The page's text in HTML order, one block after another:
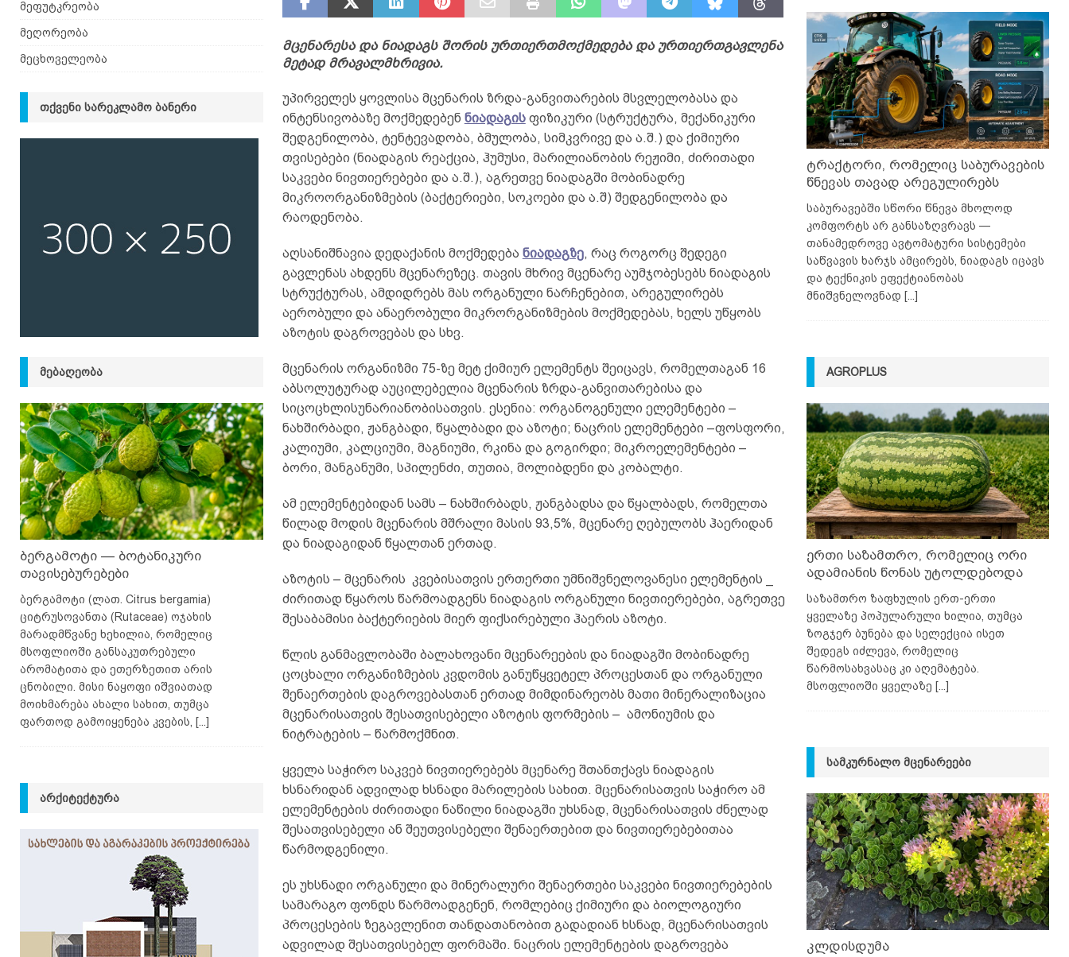
მცენარესა და ნიადაგს შორის ურთიერთმოქმედება და ურთიერთგავლენა
მეტად მრავალმხრივია.
უპირველეს ყოვლისა მცენარის ზრდა-განვითარების მსვლელობასა და
ინტენსივობაზე მოქმედებენ ნიადაგისფიზიკური (სტრუქტურა, მექანიკური
შედგენილობა, ტენტევადობა, ბმულობა, სიმკვრივე და ა.შ.) და ქიმიური
თვისებები (ნიადაგის რეაქცია, ჰუმუსი, მარილიანობის რეჟიმი, ძირითადი
საკვები ნივთიერებები და ა.შ.), აგრეთვე ნიადაგში მობინადრე
მიკროორგანიზმების (ბაქტერიები, სოკოები და ა.შ) შედგენილობა და
რაოდენობა.
აღსანიშნავია დედაქანის მოქმედება ნიადაგზე, რაც როგორც შედეგი
გავლენას ახდენს მცენარეზეც. თავის მხრივ მცენარე აუმჯობესებს ნიადაგის
სტრუქტურას, ამდიდრებს მას ორგანული ნარჩენებით, არეგულირებს
აერობული და ანაერობული მიკრორგანიზმების მოქმედებას, ხელს უწყობს
აზოტის დაგროვებას და სხვ.
მცენარის ორგანიზმი 75-ზე მეტ ქიმიურ ელემენტს შეიცავს, რომელთაგან 16
აბსოლუტურად აუცილებელია მცენარის ზრდა-განვითარებისა და
სიცოცხლისუნარიანობისათვის. ესენია: ორგანოგენული ელემენტები –
ნახშირბადი, ჟანგბადი, წყალბადი და აზოტი; ნაცრის ელემენტები –ფოსფორი,
კალიუმი, კალციუმი, მაგნიუმი, რკინა და გოგირდი; მიკროელემენტები –
ბორი, მანგანუმი, სპილენძი, თუთია, მოლიბდენი და კობალტი.
ამ ელემენტებიდან სამს – ნახშირბადს, ჟანგბადსა და წყალბადს, რომელთა
წილად მოდის მცენარის მშრალი მასის 93,5%, მცენარე ღებულობს ჰაერიდან
და ნიადაგიდან წყალთან ერთად.
აზოტის – მცენარის კვებისათვის ერთერთი უმნიშვნელოვანესი ელემენტის _
ძირითად წყაროს წარმოადგენს ნიადაგის ორგანული ნივთიერებები, აგრეთვე
შესაბამისი ბაქტერიების მიერ ფიქსირებული ჰაერის აზოტი.
წლის განმავლობაში ბალახოვანი მცენარეების და ნიადაგში მობინადრე
ცოცხალი ორგანიზმების კვდომის განუწყვეტელ პროცესთან და ორგანული
შენაერთების დაგროვებასთან ერთად მიმდინარეობს მათი მინერალიზაცია
მცენარისათვის შესათვისებელი აზოტის ფორმების – ამონიუმის და
ნიტრატების – წარმოქმნით.
ყველა საჭირო საკვებ ნივთიერებებს მცენარე შთანთქავს ნიადაგის
ხსნარიდან ადვილად ხსნადი მარილების სახით. მცენარისათვის საჭირო ამ
ელემენტების ძირითადი ნაწილი ნიადაგში უხსნად, მცენარისათვის ძნელად
შესათვისებელი ან შეუთვისებელი შენაერთებით და ნივთიერებებითაა
წარმოდგენილი.
ეს უხსნადი ორგანული და მინერალური შენაერთები საკვები ნივთიერებების
სამარაგო ფონდს წარმოადგენენ, რომლებიც ქიმიური და ბიოლოგიური
პროცესების ზეგავლენით თანდათანობით გადადიან ხსნად, მცენარისათვის
ადვილად შესათვისებელ ფორმაში. ნაცრის ელემენტების დაგროვება
მეფუტკრეობა
მეღორეობა
მეცხოველეობა
ᲗᲥᲕᲔᲜᲘ ᲡᲐᲠᲔᲙᲚᲐᲛᲝ ᲑᲐᲜᲔᲠᲘ
ᲛᲔᲑᲐᲦᲔᲝᲑᲐ
ბერგამოტი — ბოტანიკური
თავისებურებები
ბერგამოტი (ლათ. Citrus bergamia)
ციტრუსოვანთა (Rutaceae) ოჯახის
მარადმწვანე ხეხილია, რომელიც
მსოფლიოში განსაკუთრებული
არომატითა და ეთერზეთით არის
ცნობილი. მისი ნაყოფი იშვიათად
მოიხმარება ახალი სახით, თუმცა
ფართოდ გამოიყენება კვების,
[...]
ᲐᲠᲥᲘᲢᲔᲥᲢᲣᲠᲐ
ტრაქტორი, რომელიც საბურავების
წნევას თავად არეგულირებს
საბურავებში სწორი წნევა მხოლოდ
კომფორტს არ განსაზღვრავს —
თანამედროვე ავტომატური სისტემები
საწვავის ხარჯს ამცირებს, ნიადაგს იცავს
და ტექნიკის ეფექტიანობას
მნიშვნელოვნად [...]
AGROPLUS
ერთი საზამთრო, რომელიც ორი
ადამიანის წონას უტოლდებოდა
საზამთრო ზაფხულის ერთ-ერთი
ყველაზე პოპულარული ხილია, თუმცა
ზოგჯერ ბუნება და სელექცია ისეთ
შედეგს იძლევა, რომელიც
წარმოსახვასაც კი აღემატება.
მსოფლიოში ყველაზე [...]
ᲡᲐᲛᲙᲣᲠᲜᲐᲚᲝ ᲛᲪᲔᲜᲐᲠᲔᲔᲑᲘ
კლდისდუმა